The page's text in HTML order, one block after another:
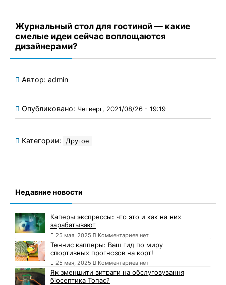
Журнальный стол для гостиной — какие
смелые идеи сейчас воплощаются
дизайнерами?
Автор: admin
Опубликовано: Четверг, 2021/08/26 - 19:19
Категории: Другое
Недавние новости
Каперы экспрессы: что это и как на них
зарабатывают
25 мая, 2025 Комментариев нет
Теннис капперы: Ваш гид по миру
спортивных прогнозов на корт!
25 мая, 2025 Комментариев нет
Як зменшити витрати на обслуговування
біосептика Топас?